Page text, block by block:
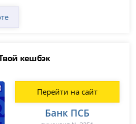
кешбэк
Перейти на сайт
Банк ПСБ